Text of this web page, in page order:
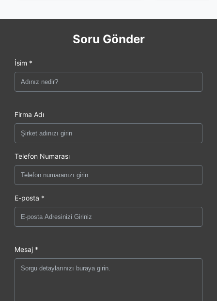
Soru Gönder
İsim *
Firma Adı
Telefon Numarası
E-posta *
Mesaj *